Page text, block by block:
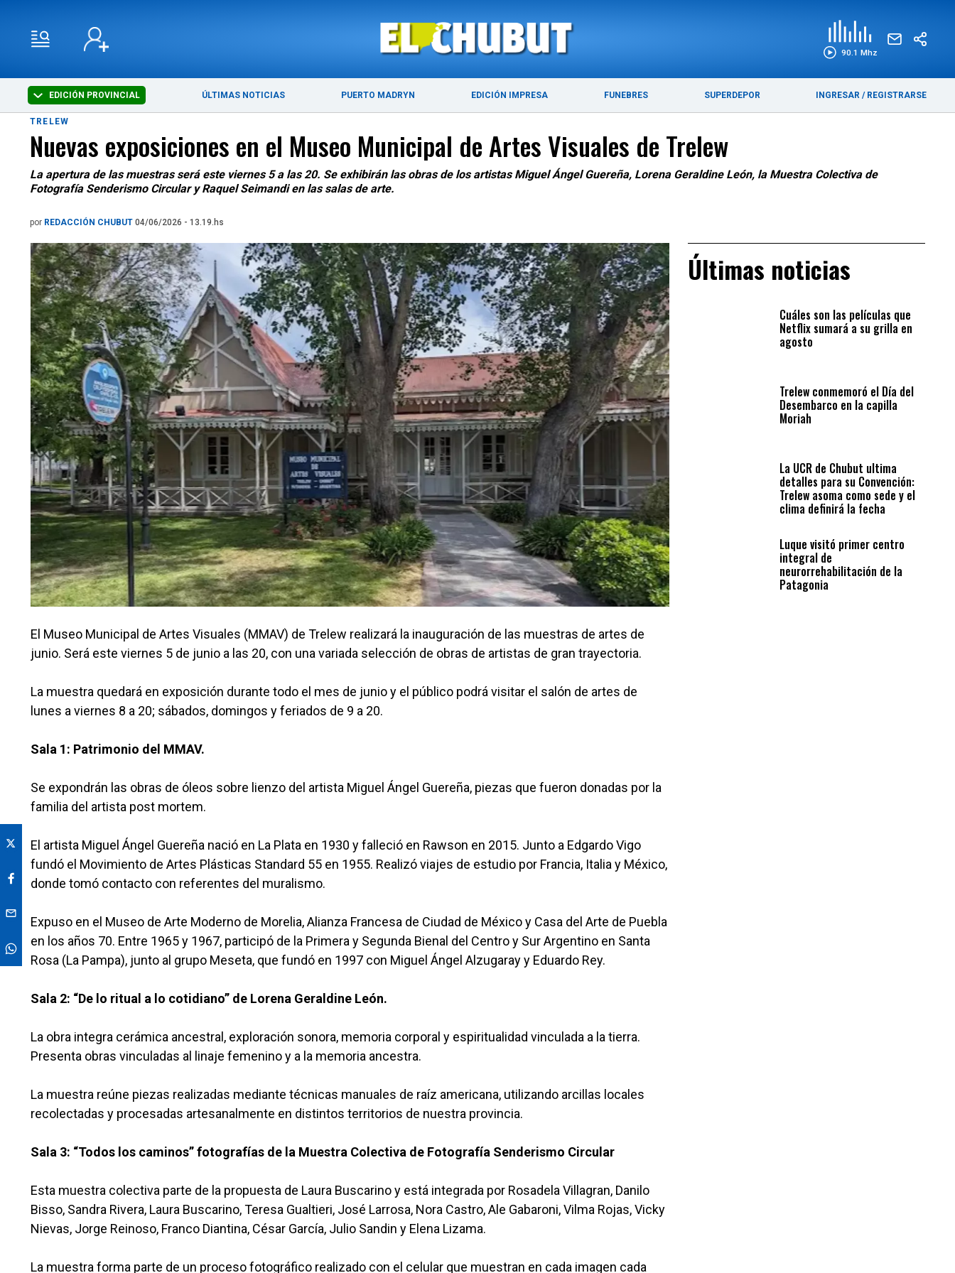
90.1 Mhz
EDICIÓN PROVINCIAL ÚLTIMAS NOTICIAS PUERTO MADRYN EDICIÓN IMPRESA FUNEBRES SUPERDEPOR INGRESAR / REGISTRARSE
ÚLTIMAS NOTICIAS PUERTO MADRYN
TRELEW
Nuevas exposiciones en el Museo Municipal de Artes Visuales de Trelew
La apertura de las muestras será este viernes 5 a las 20. Se exhibirán las obras de los artistas Miguel Ángel Guereña, Lorena Geraldine León, la Muestra Colectiva de
Fotografía Senderismo Circular y Raquel Seimandi en las salas de arte.
por REDACCIÓN CHUBUT 04/06/2026 - 13.19.hs
El Museo Municipal de Artes Visuales (MMAV) de Trelew realizará la inauguración de las muestras de artes de
junio. Será este viernes 5 de junio a las 20, con una variada selección de obras de artistas de gran trayectoria.
La muestra quedará en exposición durante todo el mes de junio y el público podrá visitar el salón de artes de
lunes a viernes 8 a 20; sábados, domingos y feriados de 9 a 20.
Sala 1: Patrimonio del MMAV.
Se expondrán las obras de óleos sobre lienzo del artista Miguel Ángel Guereña, piezas que fueron donadas por la
familia del artista post mortem.
El artista Miguel Ángel Guereña nació en La Plata en 1930 y falleció en Rawson en 2015. Junto a Edgardo Vigo
fundó el Movimiento de Artes Plásticas Standard 55 en 1955. Realizó viajes de estudio por Francia, Italia y México,
donde tomó contacto con referentes del muralismo.
Expuso en el Museo de Arte Moderno de Morelia, Alianza Francesa de Ciudad de México y Casa del Arte de Puebla
en los años 70. Entre 1965 y 1967, participó de la Primera y Segunda Bienal del Centro y Sur Argentino en Santa
Rosa (La Pampa), junto al grupo Meseta, que fundó en 1997 con Miguel Ángel Alzugaray y Eduardo Rey.
Sala 2: “De lo ritual a lo cotidiano” de Lorena Geraldine León.
La obra integra cerámica ancestral, exploración sonora, memoria corporal y espiritualidad vinculada a la tierra.
Presenta obras vinculadas al linaje femenino y a la memoria ancestra.
La muestra reúne piezas realizadas mediante técnicas manuales de raíz americana, utilizando arcillas locales
recolectadas y procesadas artesanalmente en distintos territorios de nuestra provincia.
Sala 3: “Todos los caminos” fotografías de la Muestra Colectiva de Fotografía Senderismo Circular
Esta muestra colectiva parte de la propuesta de Laura Buscarino y está integrada por Rosadela Villagran, Danilo
Bisso, Sandra Rivera, Laura Buscarino, Teresa Gualtieri, José Larrosa, Nora Castro, Ale Gabaroni, Vilma Rojas, Vicky
Nievas, Jorge Reinoso, Franco Diantina, César García, Julio Sandin y Elena Lizama.
La muestra forma parte de un proceso fotográfico realizado con el celular que muestran en cada imagen cada
Últimas noticias
Cuáles son las películas que
Netflix sumará a su grilla en
agosto
Trelew conmemoró el Día del
Desembarco en la capilla
Moriah
La UCR de Chubut ultima
detalles para su Convención:
Trelew asoma como sede y el
clima definirá la fecha
Luque visitó primer centro
integral de
neurorrehabilitación de la
Patagonia